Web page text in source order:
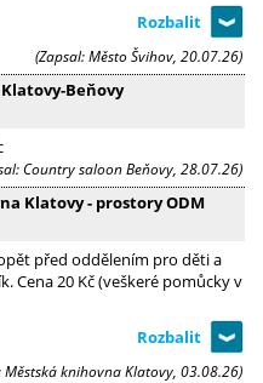
(Zapsal: Město Švihov, 20.07.26)
Beňovy
Country saloon Beňovy, 28.07.26)
Klatovy - prostory ODM
před oddělením pro děti a
Cena 20 Kč (veškeré pomůcky v
Městská knihovna Klatovy, 03.08.26)